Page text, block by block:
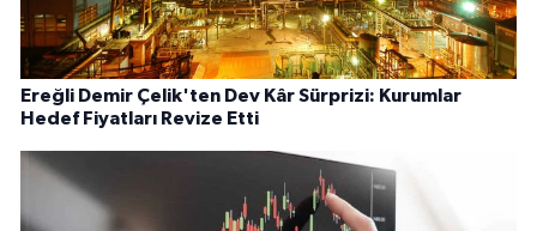
Ereğli Demir Çelik'ten Dev Kâr Sürprizi: Kurumlar
Hedef Fiyatları Revize Etti